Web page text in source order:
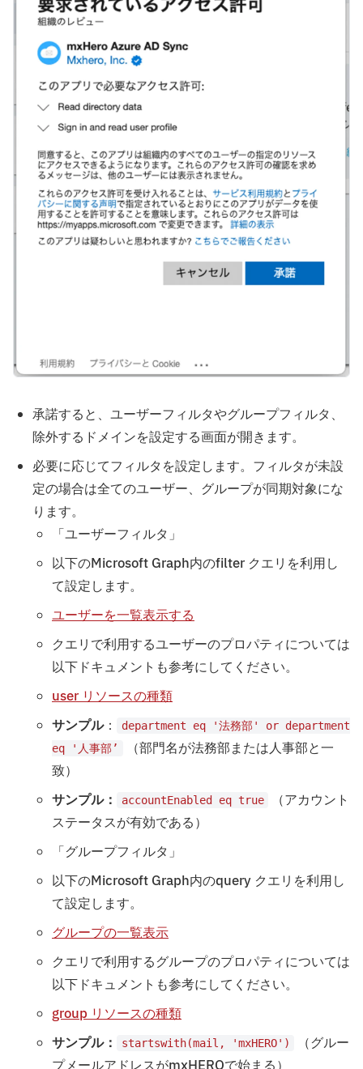
承諾すると、ユーザーフィルタやグループフィルタ、
除外するドメインを設定する画面が開きます。
必要に応じてフィルタを設定します。フィルタが未設
定の場合は全てのユーザー、グループが同期対象にな
ります。
「ユーザーフィルタ」
以下のMicrosoft Graph内のfilter クエリを利用し
て設定します。
ユーザーを一覧表示する
クエリで利用するユーザーのプロパティについては
以下ドキュメントも参考にしてください。
user リソースの種類
サンプル：
department eq '法務部' or department
eq '人事部’
（部門名が法務部または人事部と一
致）
サンプル：
accountEnabled eq true
（アカウント
ステータスが有効である）
「グループフィルタ」
以下のMicrosoft Graph内のquery クエリを利用し
て設定します。
グループの一覧表示
クエリで利用するグループのプロパティについては
以下ドキュメントも参考にしてください。
group リソースの種類
サンプル：
startswith(mail, 'mxHERO')
（グルー